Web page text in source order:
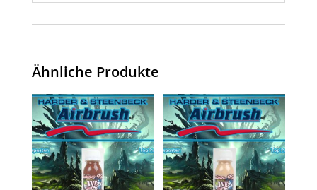
Ähnliche Produkte